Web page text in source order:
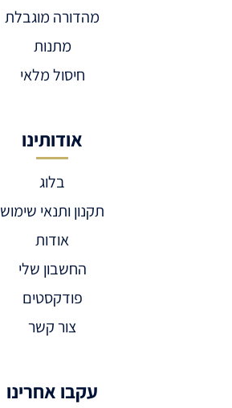
מהדורה מוגבלת
מתנות
חיסול מלאי
אודותינו
בלוג
תקנון ותנאי שימוש
אודות
החשבון שלי
פודקסטים
צור קשר
עקבו אחרינו